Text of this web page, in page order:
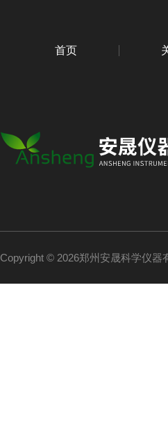
首页
Copyright © 2026郑州安晟科学仪